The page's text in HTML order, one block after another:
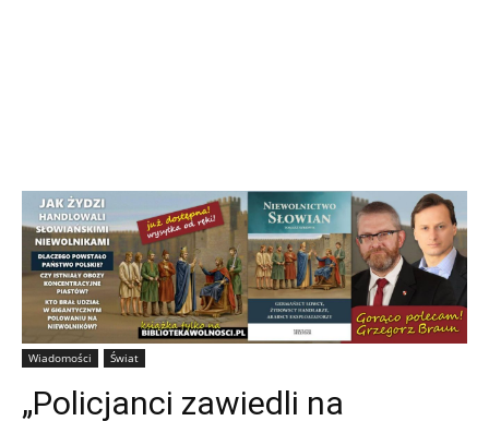
Wiadomości Świat
„Policjanci zawiedli na